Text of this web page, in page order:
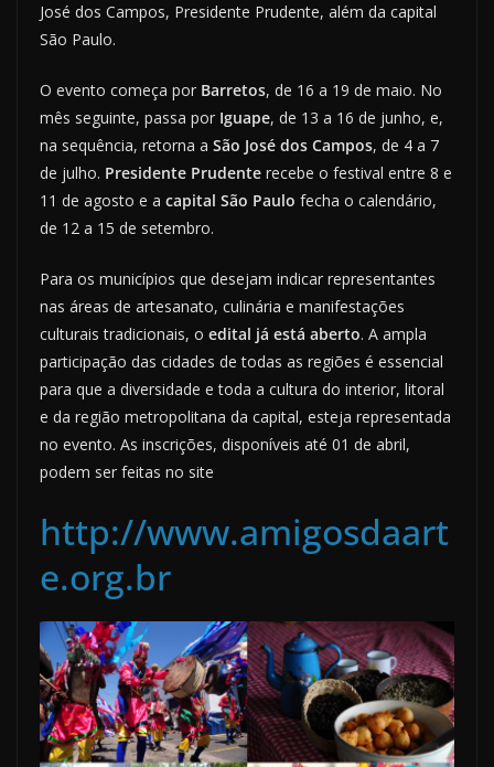
José dos Campos, Presidente Prudente, além da capital
São Paulo.
O evento começa por Barretos, de 16 a 19 de maio. No
mês seguinte, passa por Iguape, de 13 a 16 de junho, e,
na sequência, retorna a São José dos Campos, de 4 a 7
de julho. Presidente Prudente recebe o festival entre 8 e
11 de agosto e a capital São Paulo fecha o calendário,
de 12 a 15 de setembro.
Para os municípios que desejam indicar representantes
nas áreas de artesanato, culinária e manifestações
culturais tradicionais, o edital já está aberto. A ampla
participação das cidades de todas as regiões é essencial
para que a diversidade e toda a cultura do interior, litoral
e da região metropolitana da capital, esteja representada
no evento. As inscrições, disponíveis até 01 de abril,
podem ser feitas no site
http://www.amigosdaart
e.org.br